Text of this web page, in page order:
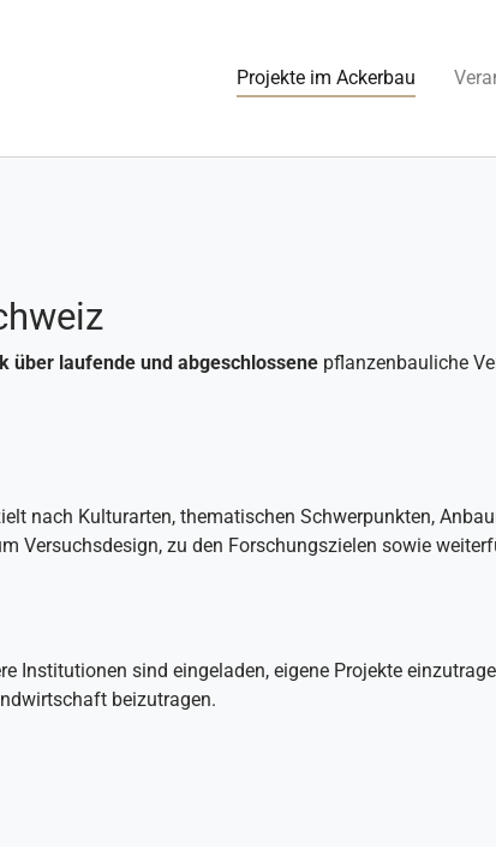
Projekte im Ackerbau (current)
über laufende und abgeschlossene pflanzenbauliche
nach Kulturarten, thematischen Schwerpunkten,
Versuchsdesign, zu den Forschungszielen sowie
Institutionen sind eingeladen, eigene Projekte
beizutragen.